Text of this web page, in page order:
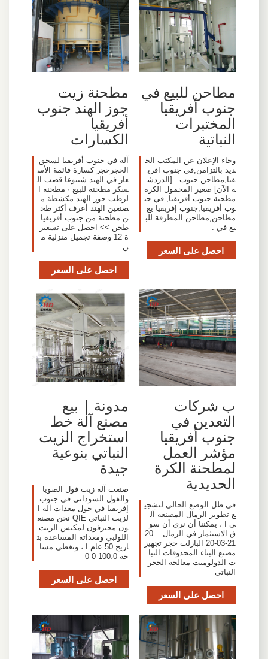
مطاحن للبيع في
جنوب أفريقيا
المختبرات
النباتية
وجاء الإعلان عن المكتب الج
ديد بالتزامن,في جنوب افري
قيا,مطاحن جنوب . [الدردش
ة الآن] صغير المحمول الكرة
مطحنة جنوب أفريقيا, في جن
وب أفريقيا,جنوب إفريقيا يع
مطاحن,مطاحن المطرقة للب
يع في .
احصل على السعر
مطحنة زيت
جوز الهند جنوب
أفريقيا
الكسارات
آلة في جنوب أفريقيا لسحق
الحجرحجر كسارة قائمة الأس
عار في الهند شتنوغا قصب ال
سكر مطحنة للبيع · مطحنة ا
لرطب جوز الهند مكشطة م
صنعين الهند أعرف أكثر طح
ن مطحنة من جنوب أفريقيا
طحن >> احصل على تسعير
ة 12 وصفة تجميل منزلية م
ن
احصل على السعر
ب شركات
التعدين في
جنوب أفريقيا
مؤشر العمل
لمطحنة الكرة
الحديدية
في ظل الوضع الحالي لتشجي
ع تطوير الرمال المصنعة آل
ي ا ، يمكننا أن نرى أن سو
ق الاستثمار في الرمال... 20
21-03-20 البازلت حجر تجهيز
مصنع البناء المحذوفات النبا
ت الدولوميت معالجة الحجر
النباتي
احصل على السعر
مدونة | بيع
مصنع آلة خط
استخراج الزيت
النباتي بنوعية
جيدة
صنعت آلة زيت فول الصويا
والفول السوداني في جنوب
إفريقيا في حول معدات آلة ا
لزيت النباتي QIE نحن مصنع
ون محترفون لمكبس الزيت
اللولبي ومعداته المساعدة بت
اريخ 50 عام ا ، ونغطي مسا
حة 100،0 0 0
احصل على السعر